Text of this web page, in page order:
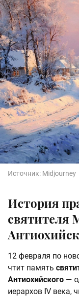
Источник: Midjourney
История
святителя
12 февраля по
чтит память
Антиохийского —
иерархов IV века,